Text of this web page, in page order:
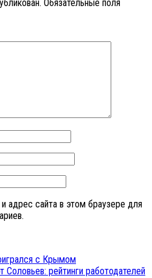
Обязательные поля
адрес сайта в этом браузере для
с Крымом
Соловьев: рейтинги работодателей